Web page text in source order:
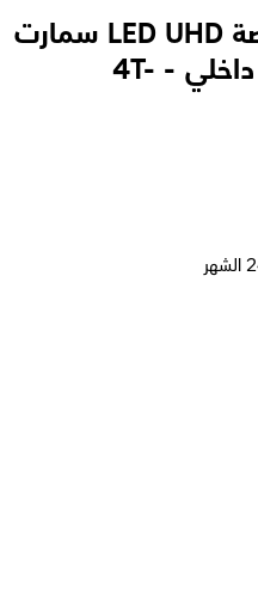
شارب تليفزيون 50 بوصة LED UHD سمارت
أندرويد مزودة بريسيفر داخلي - 4T-